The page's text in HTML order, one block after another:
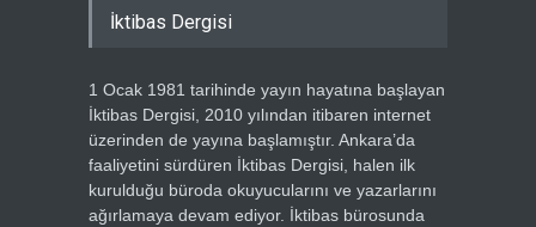
İktibas Dergisi
1 Ocak 1981 tarihinde yayın hayatına başlayan
İktibas Dergisi, 2010 yılından itibaren internet
üzerinden de yayına başlamıştır. Ankara’da
faaliyetini sürdüren İktibas Dergisi, halen ilk
kurulduğu büroda okuyucularını ve yazarlarını
ağırlamaya devam ediyor. İktibas bürosunda